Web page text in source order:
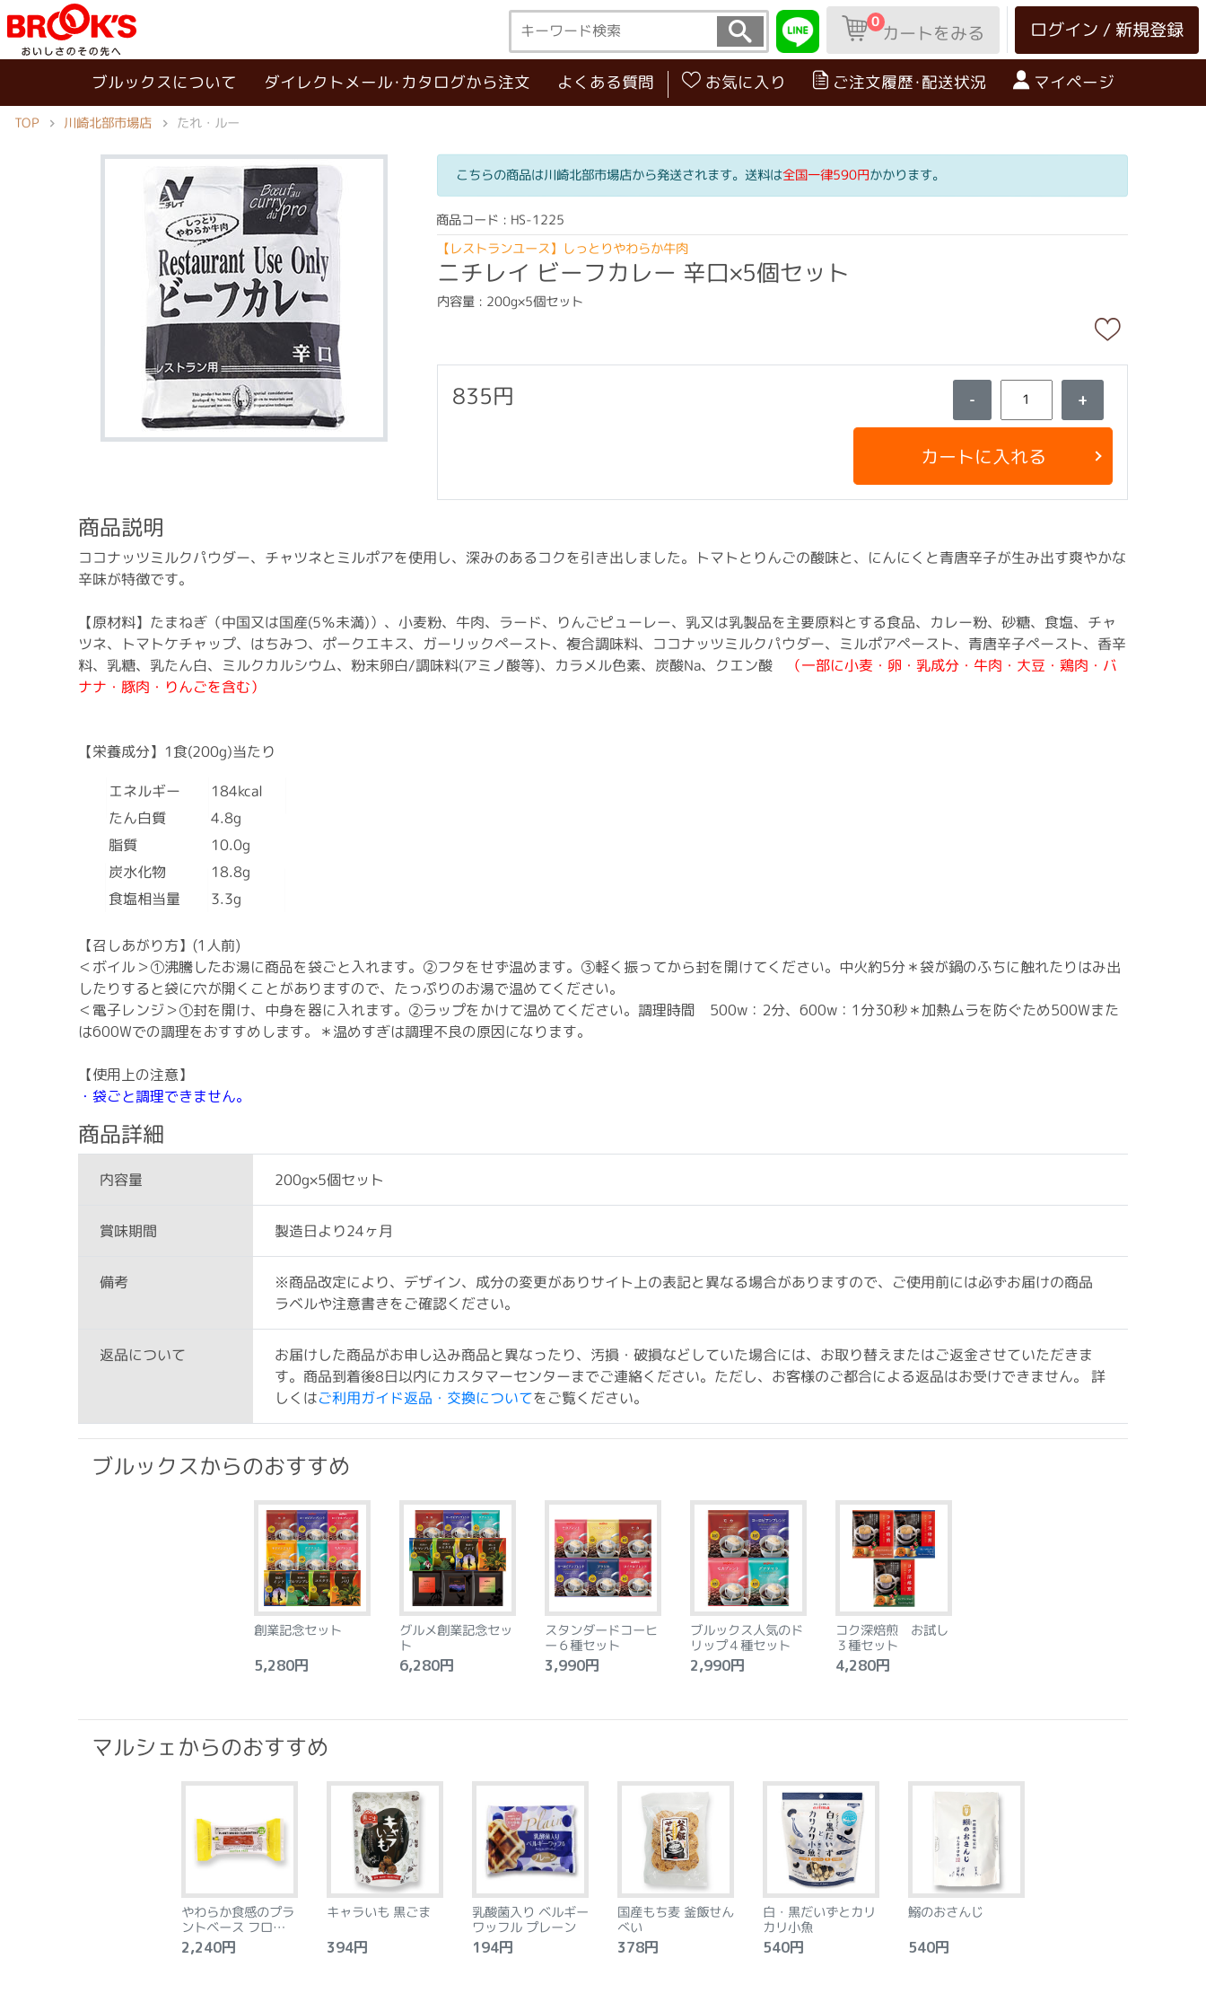
ログイン / 新規登録
0カートをみる
ブルックスについて ダイレクトメール･カタログから注文 よくある質問 お気に入り ご注文履歴･配送状況 マイページ
TOP 川崎北部市場店 たれ・ルー
こちらの商品は川崎北部市場店から発送されます。送料は全国一律590円かかります。
商品コード : HS-1225
【レストランユース】しっとりやわらか牛肉
ニチレイ ビーフカレー 辛口×5個セット
内容量 : 200g×5個セット
835円 - +
カートに入れる
商品説明
ココナッツミルクパウダー、チャツネとミルポアを使用し、深みのあるコクを引き出しました。トマトとりんごの酸味と、にんにくと青唐辛子が生み出す爽やかな
辛味が特徴です。
【原材料】たまねぎ（中国又は国産(5％未満)）、小麦粉、牛肉、ラード、りんごピューレー、乳又は乳製品を主要原料とする食品、カレー粉、砂糖、食塩、チャ
ツネ、トマトケチャップ、はちみつ、ポークエキス、ガーリックペースト、複合調味料、ココナッツミルクパウダー、ミルポアペースト、青唐辛子ペースト、香辛
料、乳糖、乳たん白、ミルクカルシウム、粉末卵白/調味料(アミノ酸等)、カラメル色素、炭酸Na、クエン酸 （一部に小麦・卵・乳成分・牛肉・大豆・鶏肉・バ
ナナ・豚肉・りんごを含む）
【栄養成分】1食(200g)当たり
エネルギー 184kcal
たん白質 4.8g
脂質 10.0g
炭水化物 18.8g
食塩相当量 3.3g
【召しあがり方】(1人前)
＜ボイル＞①沸騰したお湯に商品を袋ごと入れます。②フタをせず温めます。③軽く振ってから封を開けてください。中火約5分＊袋が鍋のふちに触れたりはみ出
したりすると袋に穴が開くことがありますので、たっぷりのお湯で温めてください。
＜電子レンジ＞①封を開け、中身を器に入れます。②ラップをかけて温めてください。調理時間 500w：2分、600w：1分30秒＊加熱ムラを防ぐため500Wまた
は600Wでの調理をおすすめします。＊温めすぎは調理不良の原因になります。
【使用上の注意】
・袋ごと調理できません。
商品詳細
内容量 200g×5個セット
賞味期間 製造日より24ヶ月
備考 ※商品改定により、デザイン、成分の変更がありサイト上の表記と異なる場合がありますので、ご使用前には必ずお届けの商品
ラベルや注意書きをご確認ください。
返品について お届けした商品がお申し込み商品と異なったり、汚損・破損などしていた場合には、お取り替えまたはご返金させていただきま
す。商品到着後8日以内にカスタマーセンターまでご連絡ください。ただし、お客様のご都合による返品はお受けできません。 詳
しくはご利用ガイド返品・交換についてをご覧ください。
ブルックスからのおすすめ
創業記念セット
5,280円
グルメ創業記念セッ
ト
6,280円
スタンダードコーヒ
ー６種セット
3,990円
ブルックス人気のド
リップ４種セット
2,990円
コク深焙煎 お試し
３種セット
4,280円
マルシェからのおすすめ
やわらか食感のプラ
ントベース フロラン
タン アーモンド&レ
モン 8個
2,240円
キャラいも 黒ごま
394円
乳酸菌入り ベルギー
ワッフル プレーン
194円
国産もち麦 釜飯せん
べい
378円
白・黒だいずとカリ
カリ小魚
540円
鰯のおさんじ
540円